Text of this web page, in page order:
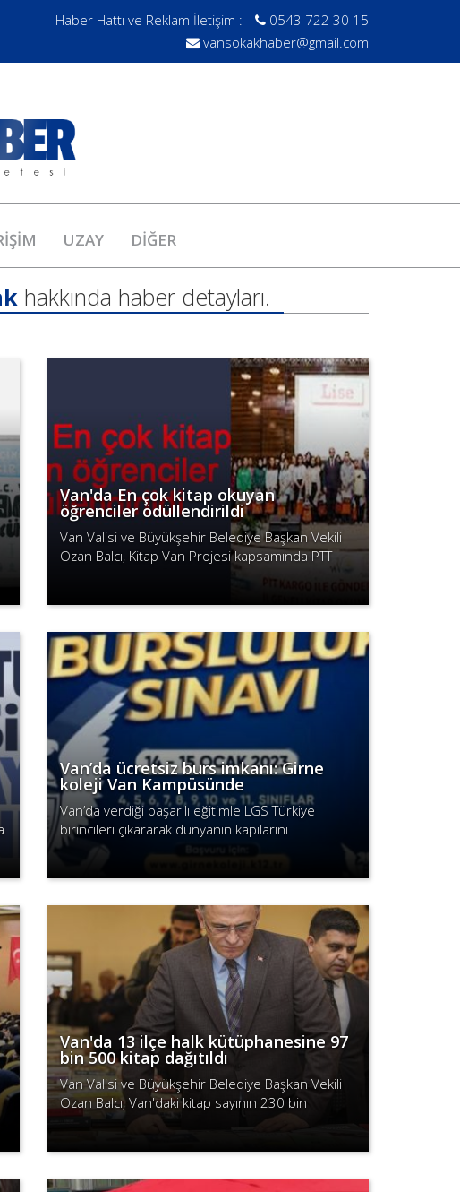
Haber Hattı ve Reklam İletişim :
0543 722 30 15
vansokakhaber@gmail.com
UZAY DİĞER
hakkında haber detayları.
Van'da En çok kitap okuyan
öğrenciler ödüllendirildi
Van Valisi ve Büyükşehir Belediye Başkan Vekili
Ozan Balcı, Kitap Van Projesi kapsamında PTT
kargodan en çok kitap talep edip okuyan
Van’da ücretsiz burs imkanı: Girne
koleji Van Kampüsünde
Van’da verdiği başarılı eğitimle LGS Türkiye
birincileri çıkararak dünyanın kapılarını
öğrencilerine ardına kadar açan Girne Koleji Van
Devamını Oku
Van'da 13 ilçe halk kütüphanesine 97
bin 500 kitap dağıtıldı
Van Valisi ve Büyükşehir Belediye Başkan Vekili
Ozan Balcı, Van'daki kitap sayının 230 bin
civarında olduğunu belirterek, “Şu anda yüzde